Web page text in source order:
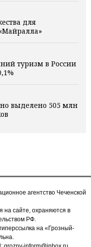
для
туризм в России
выделено 505 млн
агентство Чеченской
на сайте, охраняются в
РФ.
на «Грозный-